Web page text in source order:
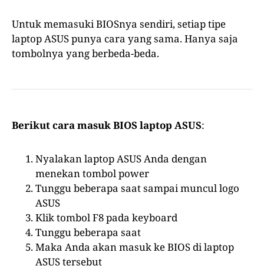
Untuk memasuki BIOSnya sendiri, setiap tipe
laptop ASUS punya cara yang sama. Hanya saja
tombolnya yang berbeda-beda.
Berikut cara masuk BIOS laptop ASUS:
Nyalakan laptop ASUS Anda dengan
menekan tombol power
Tunggu beberapa saat sampai muncul logo
ASUS
Klik tombol F8 pada keyboard
Tunggu beberapa saat
Maka Anda akan masuk ke BIOS di laptop
ASUS tersebut